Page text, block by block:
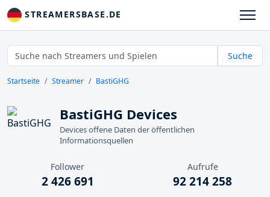
STREAMERSBASE.DE
Suche
Startseite Streamer BastiGHG
BastiGHG Devices
Devices offene Daten der öffentlichen
Informationsquellen
Follower
2 426 691
Aufrufe
92 214 258